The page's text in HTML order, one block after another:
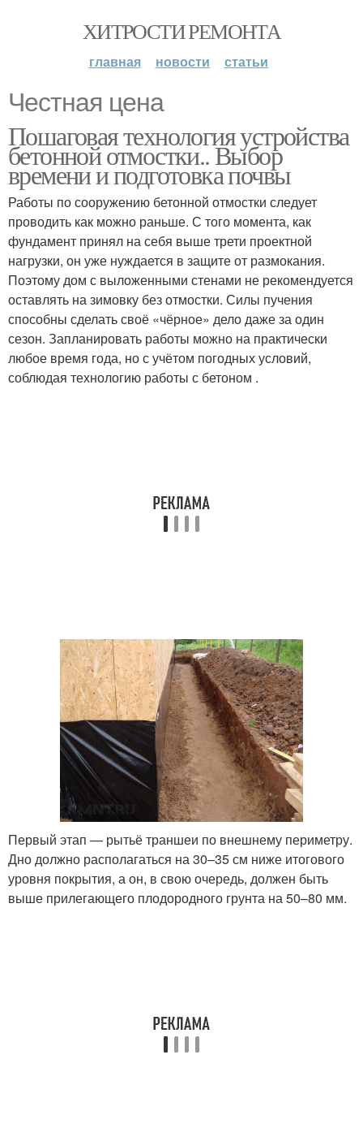
ХИТРОСТИ РЕМОНТА
главная новости статьи
Честная цена
Пошаговая технология устройства
бетонной отмостки.. Выбор
времени и подготовка почвы
Работы по сооружению бетонной отмостки следует
проводить как можно раньше. С того момента, как
фундамент принял на себя выше трети проектной
нагрузки, он уже нуждается в защите от размокания.
Поэтому дом с выложенными стенами не рекомендуется
оставлять на зимовку без отмостки. Силы пучения
способны сделать своё «чёрное» дело даже за один
сезон. Запланировать работы можно на практически
любое время года, но с учётом погодных условий,
соблюдая технологию работы с бетоном .
Первый этап — рытьё траншеи по внешнему периметру.
Дно должно располагаться на 30–35 см ниже итогового
уровня покрытия, а он, в свою очередь, должен быть
выше прилегающего плодородного грунта на 50–80 мм.